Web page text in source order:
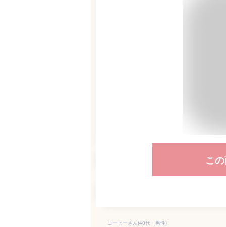
こ
コーヒーさん(40代・男性)